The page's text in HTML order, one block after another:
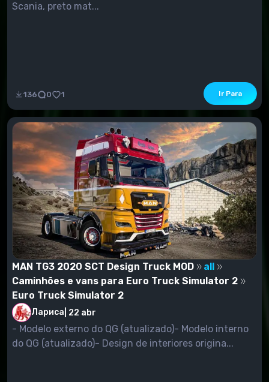
Scania, preto mat...
136 0 1 Ir Para
MAN TG3 2020 SCT Design Truck MOD
all
Caminhões e vans para Euro Truck Simulator 2
Euro Truck Simulator 2
Лариса 22 abr
- Modelo externo do QG (atualizado)- Modelo interno
do QG (atualizado)- Design de interiores origina...